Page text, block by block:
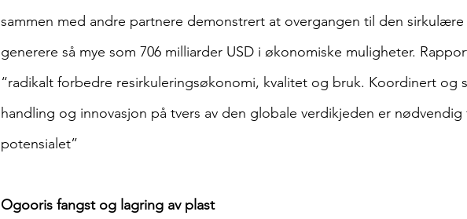
sammen med andre partnere demonstrert at overgangen til den
generere så mye som 706 milliarder USD i økonomiske muligheter.
“radikalt forbedre resirkuleringsøkonomi, kvalitet og bruk. Koordinert og
handling og innovasjon på tvers av den globale verdikjeden er nødvendig
potensialet”
Ogooris fangst og lagring av plast